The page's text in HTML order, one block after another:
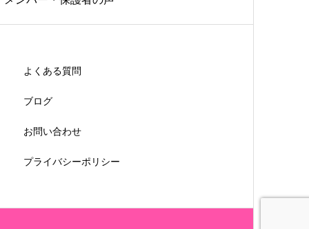
よくある質問
ブログ
お問い合わせ
プライバシーポリシー